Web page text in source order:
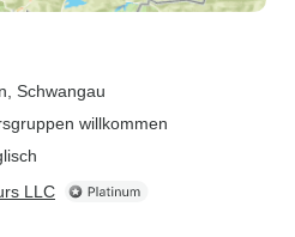
, Schwangau
willkommen
LLC